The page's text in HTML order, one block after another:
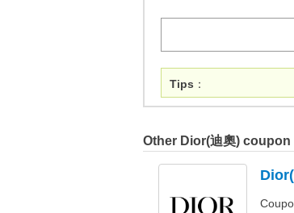
Tips ：
Other Dior(迪奧) coupon